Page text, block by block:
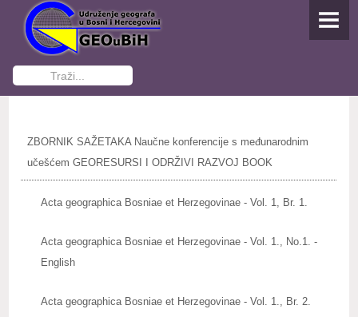
NASLOVNA
O UDRUŽENJU
Osnivanje
Funkcioneri GEOuBiH
AKTIVNOSTI
Studenti pišu
ZBORNIK SAŽETAKA Naučne konferencije s međunarodnim
učešćem GEORESURSI I ODRŽIVI RAZVOJ BOOK
Acta geographica Bosniae et Herzegovinae - Vol. 1, Br. 1.
Acta geographica Bosniae et Herzegovinae - Vol. 1., No.1. -
English
Acta geographica Bosniae et Herzegovinae - Vol. 1., Br. 2.